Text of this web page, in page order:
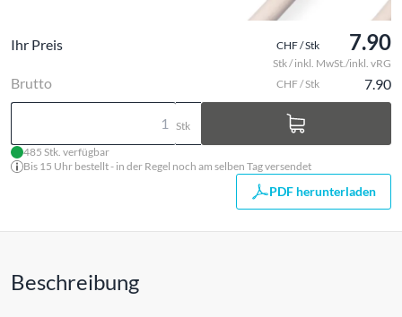
Ihr Preis CHF / Stk 7.90
Stk / inkl. MwSt./inkl. vRG
Brutto CHF / Stk 7.90
Stk
485 Stk. verfügbar
Bis 15 Uhr bestellt - in der Regel noch am selben Tag versendet
PDF herunterladen
Beschreibung